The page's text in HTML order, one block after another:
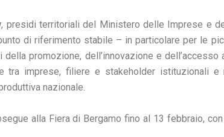
, presidi territoriali del Ministero delle Imprese e
di riferimento stabile – in particolare per le
della promozione, dell’innovazione e
tra imprese, filiere e stakeholder istituzionali
nazionale.
alla Fiera di Bergamo fino al 13 febbraio,